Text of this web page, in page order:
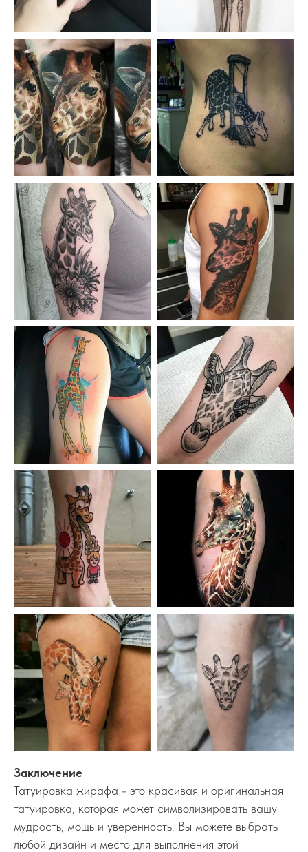
Заключение
Татуировка жирафа - это красивая и оригинальная
татуировка, которая может символизировать вашу
мудрость, мощь и уверенность. Вы можете выбрать
любой дизайн и место для выполнения этой